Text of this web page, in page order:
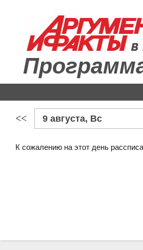
<< 9 августа, Вс
К сожалению на этот день